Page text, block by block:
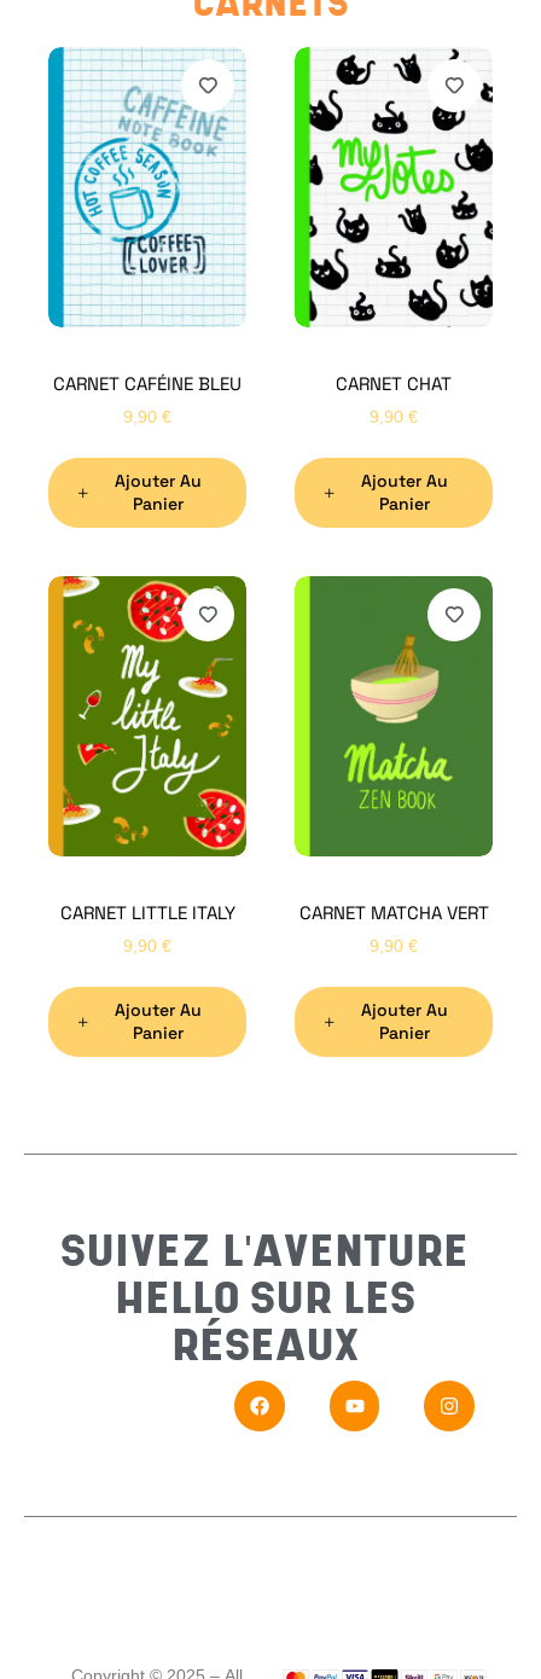
CARNET CAFÉINE BLEU
9,90 €
Ajouter Au
Panier
CARNET CHAT
9,90 €
Ajouter Au
Panier
CARNET LITTLE ITALY
9,90 €
Ajouter Au
Panier
CARNET MATCHA VERT
9,90 €
Ajouter Au
Panier
SUIVEZ L'AVENTURE
HELLO SUR LES
RÉSEAUX